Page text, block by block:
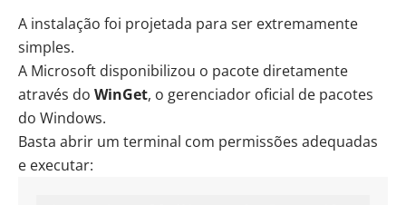
A instalação foi projetada para ser extremamente
simples.
A Microsoft disponibilizou o pacote diretamente
através do WinGet, o gerenciador oficial de pacotes
do Windows.
Basta abrir um terminal com permissões adequadas
e executar: